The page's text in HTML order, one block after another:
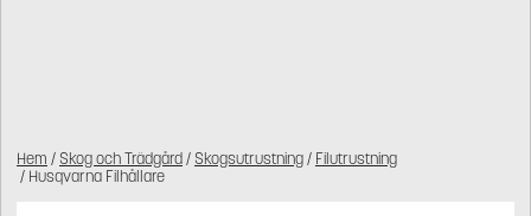
Hem / Skog och Trädgård/ Skogsutrustning/ Filutrustning
/ Husqvarna Filhållare